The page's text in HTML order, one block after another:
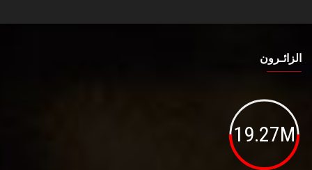
الزائـرون
19.27M